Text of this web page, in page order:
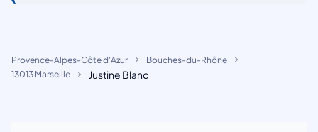
Provence-Alpes-Côte d'Azur
Bouches-du-Rhône
13013 Marseille
Justine Blanc